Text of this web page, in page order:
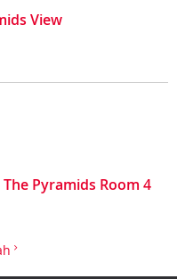
View
Pyramids Room 4